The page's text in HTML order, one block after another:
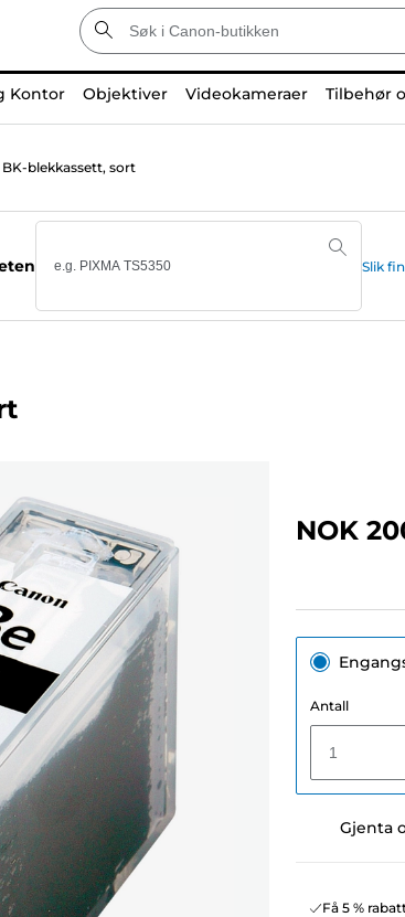
Kontor Objektiver Videokameraer Tilbehør
blekkassett, sort
Slik
NOK
Antall
1
Gjenta
Få 5 %